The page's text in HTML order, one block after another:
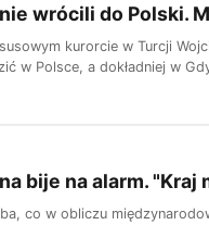
wrócili do Polski.
kurorcie w Turcji
w Polsce, a dokładniej w
bije na alarm. "Kraj
co w obliczu